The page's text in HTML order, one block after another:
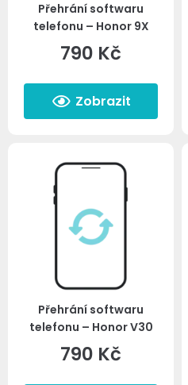
Přehrání softwaru
telefonu – Honor 9X
790 Kč
Zobrazit
Přehrání softwaru
telefonu – Honor V30
790 Kč